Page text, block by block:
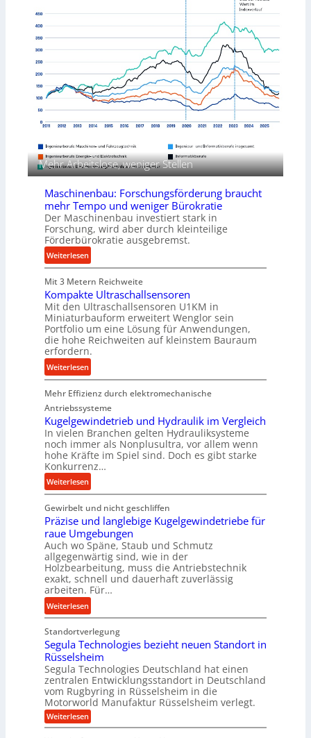
c
s
s
e
n
o
n
e
i
g
B
a
u
e
r
-
d
u
n
e
n
f
ü
r
d
i
e
P
r
o
d
u
k
t
i
o
n
n
d
e
n
M
i
t
t
l
s
t
a
n
d
Mehr Arbeitslose, weniger Stellen
Maschinenbau: Forschungsförderung braucht
mehr Tempo und weniger Bürokratie
Der Maschinenbau investiert stark in
Forschung, wird aber durch kleinteilige
Förderbürokratie ausgebremst.
Weiterlesen:
M
a
s
c
h
i
n
e
n
a
u
:
F
o
r
c
h
u
n
g
s
f
ö
r
d
r
u
n
b
r
a
u
Mit 3 Metern Reichweite
Kompakte Ultraschallsensoren
Mit den Ultraschallsensoren U1KM in
Miniaturbauform erweitert Wenglor sein
Portfolio um eine Lösung für Anwendungen,
die hohe Reichweiten auf kleinstem Bauraum
erfordern.
Weiterlesen:
K
o
m
p
a
k
t
e
U
l
t
r
a
s
c
h
a
l
s
e
n
s
o
r
e
n
Mehr Effizienz durch elektromechanische
Antriebssysteme
Kugelgewindetrieb und Hydraulik im Vergleich
In vielen Branchen gelten Hydrauliksysteme
noch immer als Nonplusultra, vor allem wenn
hohe Kräfte im Spiel sind. Doch es gibt starke
Konkurrenz…
Weiterlesen:
K
u
g
e
l
g
e
w
i
n
r
e
b
u
n
Gewirbelt und nicht geschliffen
Präzise und langlebige Kugelgewindetriebe für
raue Umgebungen
Auch wo Späne, Staub und Schmutz
allgegenwärtig sind, wie in der
Holzbearbeitung, muss die Antriebstechnik
exakt, schnell und dauerhaft zuverlässig
arbeiten. Für…
Weiterlesen:
P
r
ä
z
i
e
u
n
Standortverlegung
Segula Technologies bezieht neuen Standort in
Rüsselsheim
Segula Technologies Deutschland hat einen
zentralen Entwicklungsstandort in Deutschland
vom Rugbyring in Rüsselsheim in die
Motorworld Manufaktur Rüsselsheim verlegt.
Weiterlesen:
S